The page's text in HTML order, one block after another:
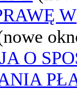
W
O